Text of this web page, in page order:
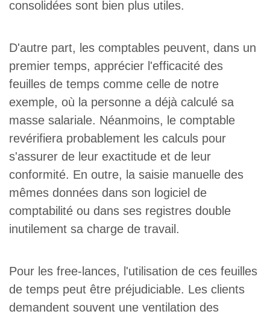
consolidées sont bien plus utiles.
D'autre part, les comptables peuvent, dans un
premier temps, apprécier l'efficacité des
feuilles de temps comme celle de notre
exemple, où la personne a déjà calculé sa
masse salariale. Néanmoins, le comptable
revérifiera probablement les calculs pour
s'assurer de leur exactitude et de leur
conformité. En outre, la saisie manuelle des
mêmes données dans son logiciel de
comptabilité ou dans ses registres double
inutilement sa charge de travail.
Pour les free-lances, l'utilisation de ces feuilles
de temps peut être préjudiciable. Les clients
demandent souvent une ventilation des